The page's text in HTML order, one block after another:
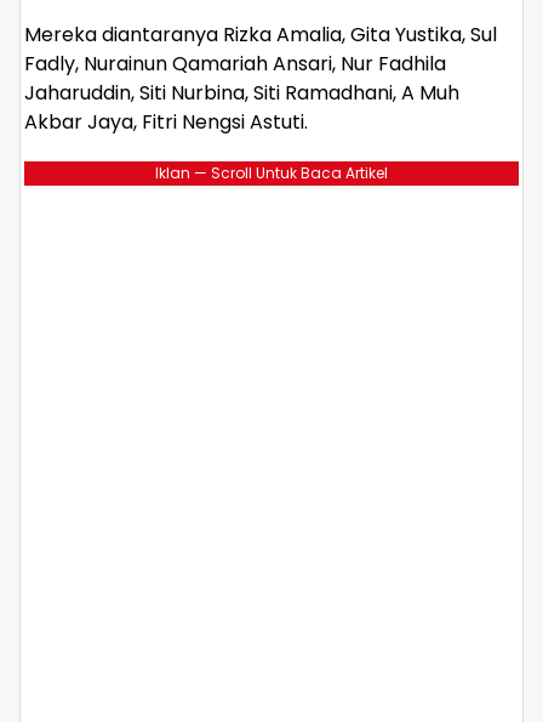
Mereka diantaranya Rizka Amalia, Gita Yustika, Sul
Fadly, Nurainun Qamariah Ansari, Nur Fadhila
Jaharuddin, Siti Nurbina, Siti Ramadhani, A Muh
Akbar Jaya, Fitri Nengsi Astuti.
Iklan — Scroll Untuk Baca Artikel